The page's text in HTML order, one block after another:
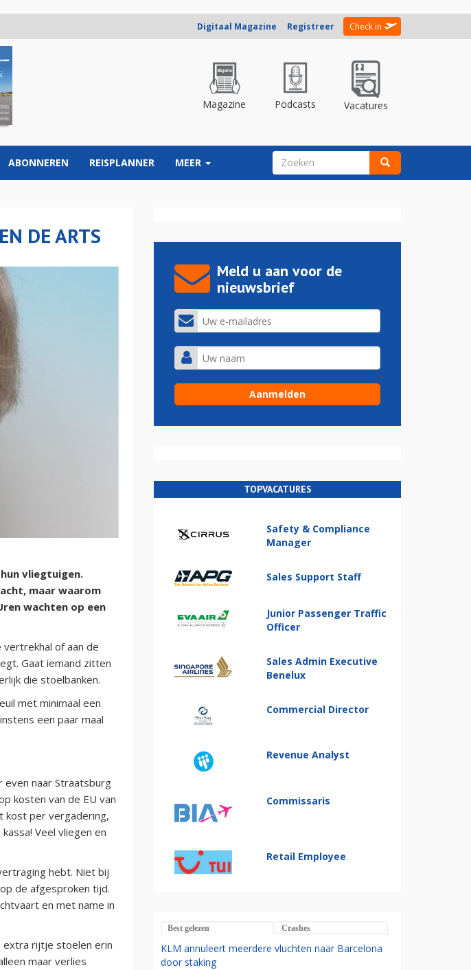
Digitaal Magazine Registreer Check in
Magazine Podcasts Vacatures
ABONNEREN REISPLANNER MEER ZOEKVELD
DE ARTS
vliegtuigen.
maar waarom
wachten op een
of aan de
Gaat iemand zitten
die stoelbanken.
met minimaal een
een paar maal
even naar Straatsburg
kosten van de EU van
kost per vergadering,
Veel vliegen en
hebt. Niet bij
de afgesproken tijd.
en met name in
extra rijtje stoelen erin
maar verlies
Meld u aan voor de
nieuwsbrief
TOPVACATURES
Safety & Compliance
Manager
Sales Support Staff
Junior Passenger Traffic
Officer
Sales Admin Executive
Benelux
Commercial Director
Revenue Analyst
Commissaris
Retail Employee
Best gelezen Crashes
KLM annuleert meerdere vluchten naar Barcelona
door staking